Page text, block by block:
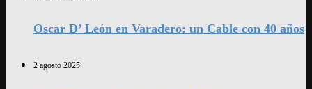
Oscar D’ León en Varadero: un Cable con 40 años
2 agosto 2025